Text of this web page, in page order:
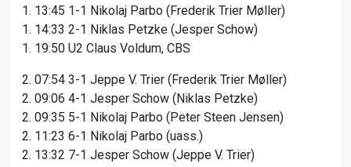
1. 13:45 1-1 Nikolaj Parbo (Frederik Trier Møller)
1. 14:33 2-1 Niklas Petzke (Jesper Schow)
1. 19:50 U2 Claus Voldum, CBS
2. 07:54 3-1 Jeppe V. Trier (Frederik Trier Møller)
2. 09:06 4-1 Jesper Schow (Niklas Petzke)
2. 09:35 5-1 Nikolaj Parbo (Peter Steen Jensen)
2. 11:23 6-1 Nikolaj Parbo (uass.)
2. 13:32 7-1 Jesper Schow (Jeppe V. Trier)